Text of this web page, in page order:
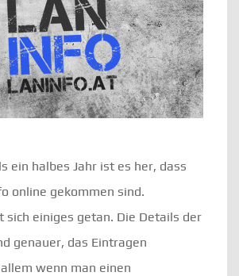
ein halbes Jahr ist es her, dass
online gekommen sind.
sich einiges getan. Die Details der
genauer, das Eintragen
wenn man einen